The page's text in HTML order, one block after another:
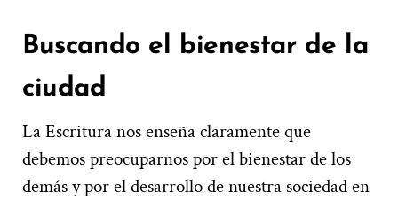
Buscando el bienestar de la
ciudad
La Escritura nos enseña claramente que
debemos preocuparnos por el bienestar de los
demás y por el desarrollo de nuestra sociedad en